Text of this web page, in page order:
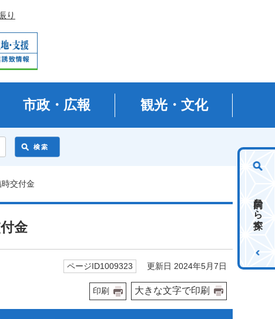
り
市政・広報 観光・文化
目的から探す
交付金
金
ページID1009323 更新日 2024年5月7日
印刷 大きな文字で印刷